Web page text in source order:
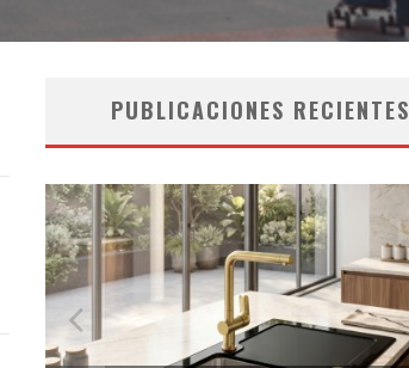
PUBLICACIONES RECIENTES